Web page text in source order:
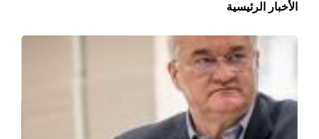
الأخبار الرئيسية